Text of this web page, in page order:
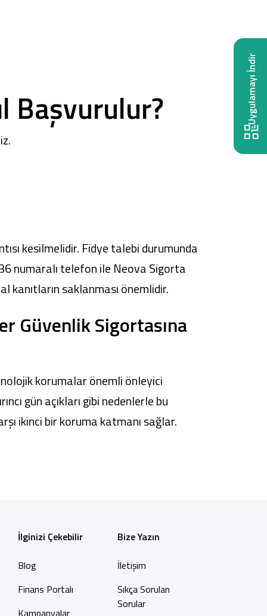
Başvurulur?
kesilmelidir. Fidye talebi durumunda
numaralı telefon ile Neova Sigorta
saklanması önemlidir.
Güvenlik Sigortasına
korumalar önemli önleyici
gün açıkları gibi nedenlerle bu
ikinci bir koruma katmanı sağlar.
İlginizi Çekebilir
Blog
Finans Portalı
Kampanyalar
Bize Yazın
İletişim
Sıkça Sorulan
Sorular
Uygulamayı İndir